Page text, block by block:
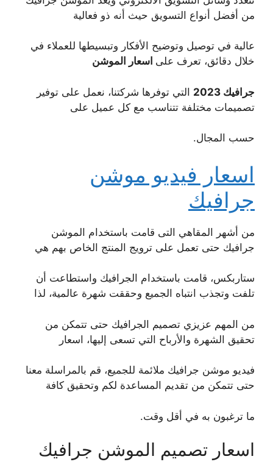
من أفضل أنواع التسويق حيث أنه ذو فعالية
عالية في توصيل وتوضيح الأفكار وتبسيطها للعملاء في
خلال دقائق، تعرف على اسعار الموشن
جرافيك 2023
التي توفرها شركتنا، نعمل على توفير
تصميمات مختلفة تتناسب مع كل عميل على
حسب المجال.
اسعار فيديو موشن
جرافيك
من أشهر المقاهي التى قامت باستخدام الموشن
جرافيك حتى تعمل على ترويج المنتج الخاص بهم هي
ستاربكس، قامت باستخدام الجرافيك واستطاعت أن
تلفت وتجذب انتباه الجميع وحققت شهرة عالمية، لذا
من المهم عزيزي تصميم الجرافيك حتى تتمكن من
تحقيق الشهرة والأرباح التي تسعى إليها، اسعار
فيديو موشن جرافيك ملائمة للجميع، قم بالمراسلة معنا
حتى تتمكن من تقديم المساعدة لكم وتحقيق كافة
ما ترغبون به في أقل وقت.
اسعار تصميم الموشن جرافيك